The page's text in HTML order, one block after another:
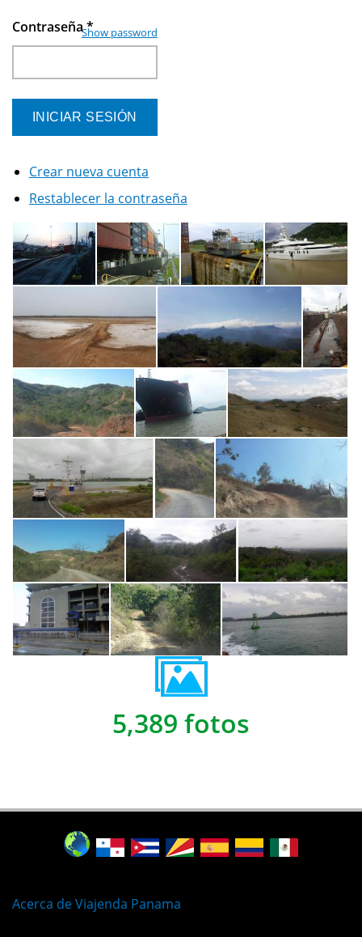
Contraseña*
Show password
Crear nueva cuenta
Restablecer la contraseña
5,389 fotos
Acerca de Viajenda Panama